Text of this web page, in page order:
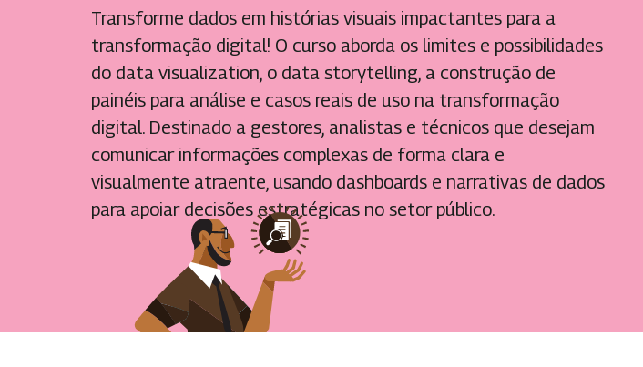
Transforme dados em histórias visuais impactantes para a
transformação digital! O curso aborda os limites e possibilidades
do data visualization, o data storytelling, a construção de
painéis para análise e casos reais de uso na transformação
digital. Destinado a gestores, analistas e técnicos que desejam
comunicar informações complexas de forma clara e
visualmente atraente, usando dashboards e narrativas de dados
para apoiar decisões estratégicas no setor público.